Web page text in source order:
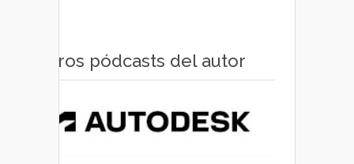
Otros pódcasts del autor